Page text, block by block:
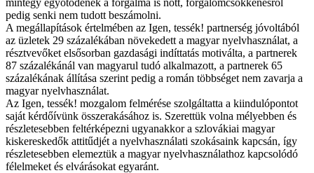
pedig senki nem tudott beszámolni.
A megállapítások értelmében az Igen, tessék! partnerség jóvoltából
az üzletek 29 százalékában növekedett a magyar nyelvhasználat, a
résztvevőket elsősorban gazdasági indíttatás motiválta, a partnerek
87 százalékánál van magyarul tudó alkalmazott, a partnerek 65
százalékának állítása szerint pedig a román többséget nem zavarja a
magyar nyelvhasználat.
Az Igen, tessék! mozgalom felmérése szolgáltatta a kiindulópontot
saját kérdőívünk összerakásához is. Szerettük volna mélyebben és
részletesebben feltérképezni ugyanakkor a szlovákiai magyar
kiskereskedők attitűdjét a nyelvhasználati szokásaink kapcsán, így
részletesebben elemeztük a magyar nyelvhasználathoz kapcsolódó
félelmeket és elvárásokat egyaránt.